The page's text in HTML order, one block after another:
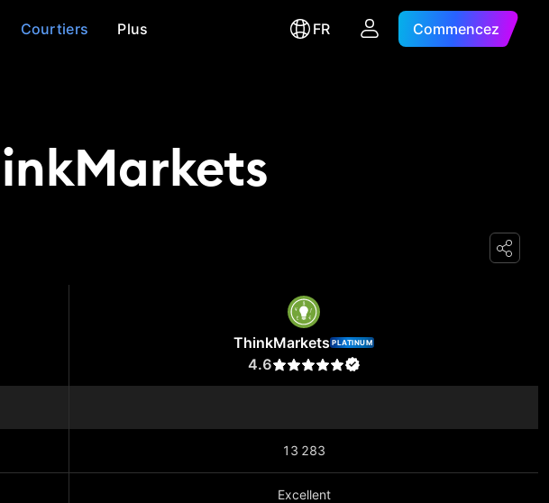
Courtiers Plus FR Commencez
ThinkMarkets PLATINUM
4.6
13 283
Excellent